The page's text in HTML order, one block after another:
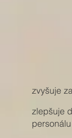
zvyšuje
zlepšuje
personálu